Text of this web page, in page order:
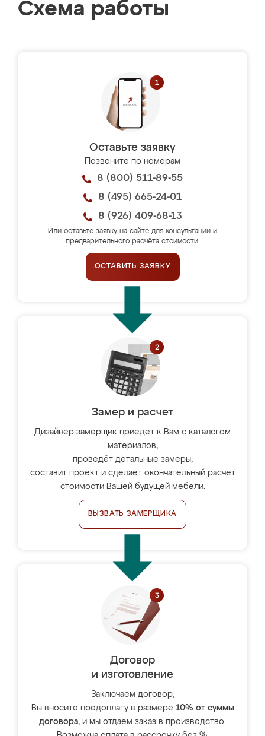
Схема работы
Оставьте заявку
Позвоните по номерам
8 (800) 511-89-55
8 (495) 665-24-01
8 (926) 409-68-13
Или оставьте заявку на сайте для консультации и
предварительного расчёта стоимости.
ОСТАВИТЬ ЗАЯВКУ
Замер и расчет
Дизайнер-замерщик приедет к Вам с каталогом
материалов,
проведёт детальные замеры,
составит проект и сделает окончательный расчёт
стоимости Вашей будущей мебели.
ВЫЗВАТЬ ЗАМЕРЩИКА
Договор
и изготовление
Заключаем договор,
Вы вносите предоплату в размере 10% от суммы
договора, и мы отдаём заказ в производство.